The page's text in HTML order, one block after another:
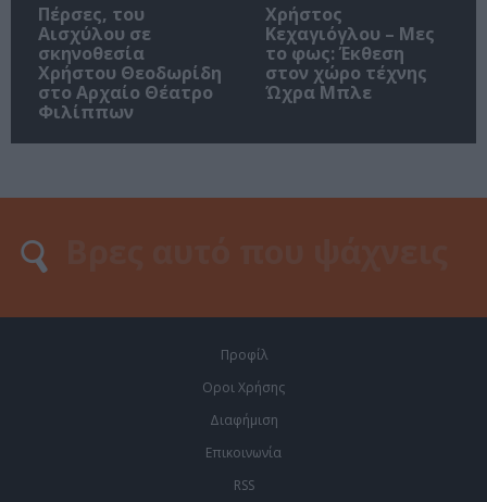
Πέρσες, του
Αισχύλου σε
σκηνοθεσία
Χρήστου Θεοδωρίδη
στο Αρχαίο Θέατρο
Φιλίππων
Χρήστος
Κεχαγιόγλου – Μες
το φως: Έκθεση
στον χώρο τέχνης
Ώχρα Μπλε
Προφίλ
Οροι Χρήσης
Διαφήμιση
Επικοινωνία
RSS